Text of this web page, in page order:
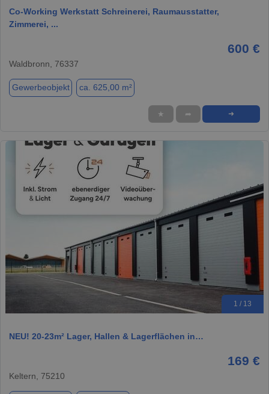
Co-Working Werkstatt Schreinerei, Raumausstatter,
Zimmerei, ...
600 €
Waldbronn, 76337
Gewerbeobjekt ca. 625,00 m²
★ ➦ ➜
1 / 13
NEU! 20-23m² Lager, Hallen & Lagerflächen in…
169 €
Keltern, 75210